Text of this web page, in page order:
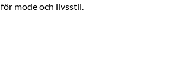
för mode och livsstil.